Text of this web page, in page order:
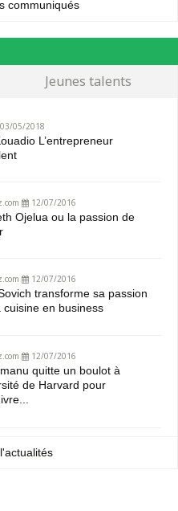
communiqués
Jeunes talents
03/05/2018
L’entrepreneur
12/07/2016
Ojelua ou la passion de
12/07/2016
transforme sa passion
cuisine en business
12/07/2016
quitte un boulot à
de Harvard pour